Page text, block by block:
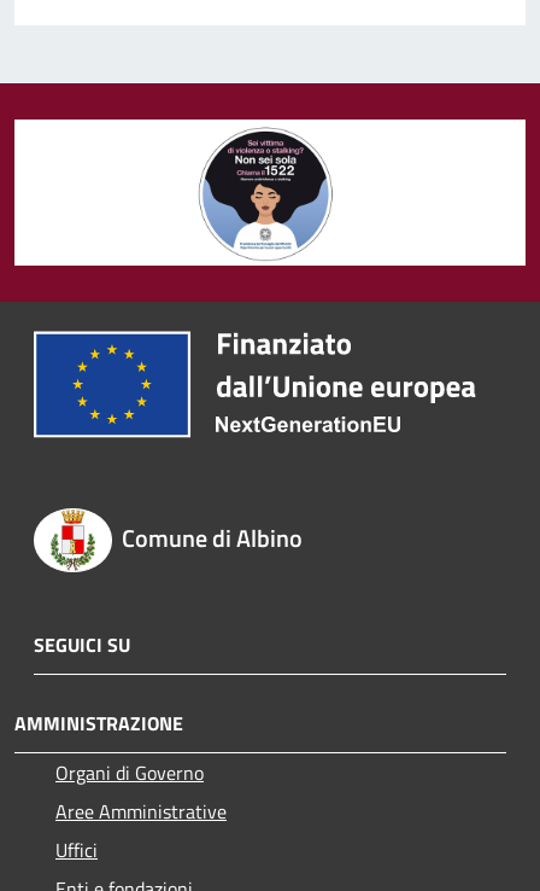
Comune di Albino
SEGUICI SU
AMMINISTRAZIONE
Organi di Governo
Aree Amministrative
Uffici